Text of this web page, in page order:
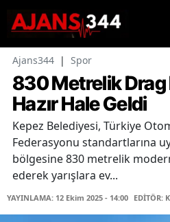
Ajans344 | Spor
830 Metrelik Drag
Hazır Hale Geldi
Kepez Belediyesi, Türkiye
Federasyonu standartlarına
bölgesine 830 metrelik
ederek yarışlara ev...
YAYINLAMA: 12 Ekim 2025 - 14:00 EDİTÖR: